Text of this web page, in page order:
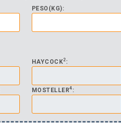
PESO(KG):
HAYCOCK2 :
MOSTELLER4 :